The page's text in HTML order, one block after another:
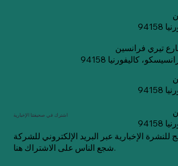
كاليفورنيا 94158
اشترك في صحيفتنا الإخبارية
شجع الناس على الاشتراك هنا.